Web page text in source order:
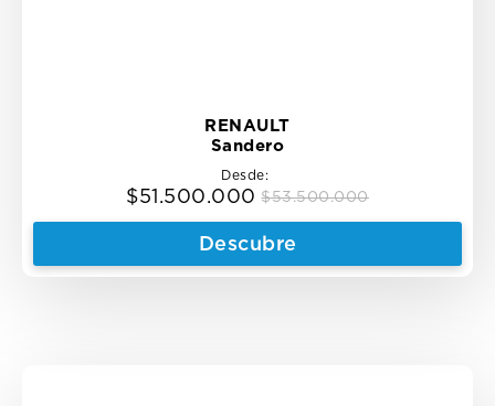
RENAULT
Sandero
Desde:
$53.500.000
Original
price
$53.500.000.
$51.500.000
Current
price
$51.500.000.
Descubre